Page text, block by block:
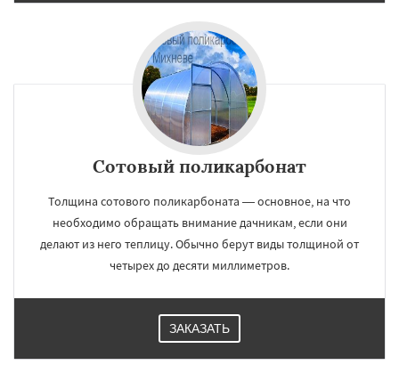
Сотовый поликарбонат
Толщина сотового поликарбоната — основное, на что
необходимо обращать внимание дачникам, если они
делают из него теплицу. Обычно берут виды толщиной от
четырех до десяти миллиметров.
ЗАКАЗАТЬ